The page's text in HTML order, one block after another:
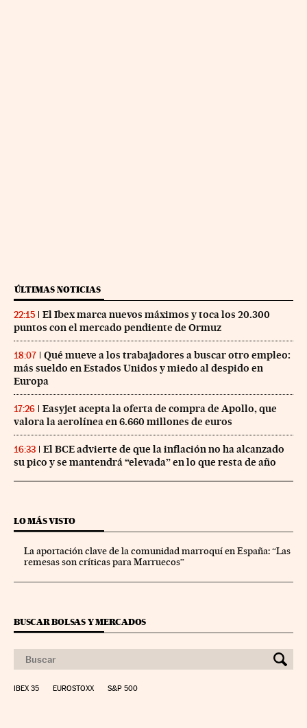
ÚLTIMAS NOTICIAS
22:15
El Ibex marca nuevos máximos y toca los 20.300
puntos con el mercado pendiente de Ormuz
18:07
Qué mueve a los trabajadores a buscar otro empleo:
más sueldo en Estados Unidos y miedo al despido en
Europa
17:26
Easyjet acepta la oferta de compra de Apollo, que
valora la aerolínea en 6.660 millones de euros
16:33
El BCE advierte de que la inflación no ha alcanzado
su pico y se mantendrá “elevada” en lo que resta de año
LO MÁS VISTO
La aportación clave de la comunidad marroquí en España: “Las
remesas son críticas para Marruecos”
BUSCAR BOLSAS Y MERCADOS
IBEX 35 EUROSTOXX S&P 500